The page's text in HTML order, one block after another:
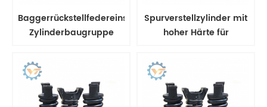
Baggerrückstellfedereinsteller
Zylinderbaugruppe
Spurverstellzylinder mit
hoher Härte für